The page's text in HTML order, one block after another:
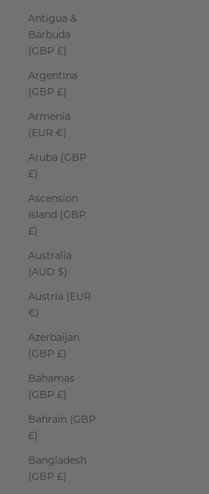
Antigua &
Barbuda
(GBP £)
Argentina
(GBP £)
Armenia
(EUR €)
Aruba (GBP
£)
Ascension
Island (GBP
£)
Australia
(AUD $)
Austria (EUR
€)
Azerbaijan
(GBP £)
Bahamas
(GBP £)
Bahrain (GBP
£)
Bangladesh
(GBP £)